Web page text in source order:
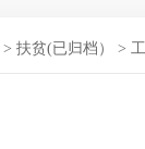
> 扶贫(已归档） >